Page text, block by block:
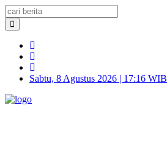
Sabtu, 8 Agustus 2026 | 17:16 WIB